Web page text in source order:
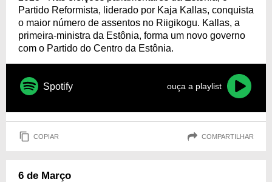
Partido Reformista, liderado por Kaja Kallas, conquista
o maior número de assentos no Riigikogu. Kallas, a
primeira-ministra da Estônia, forma um novo governo
com o Partido do Centro da Estônia.
Spotify ouça a playlist
COPIAR COMPARTILHAR
6 de Março